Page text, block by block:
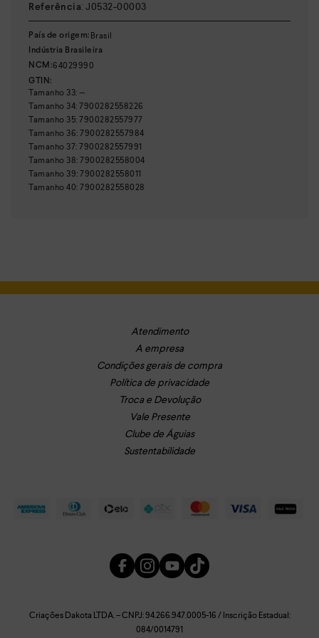
Altura da sola
Cor: Bege
Referência :J0532-00003
País de origem:Brasil
Indústria Brasileira
NCM:64029990
GTIN:
Tamanho 33:—
Tamanho 34:7900282558226
Tamanho 35:7900282557977
Tamanho 36:7900282557984
Tamanho 37:7900282557991
Tamanho38:7900282558004
Atendimento
A empresa
Condições gerais de compra
Política de privacidade
Troca e Devolução
Vale Presente